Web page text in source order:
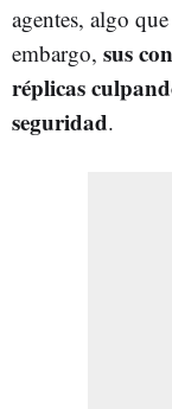
agentes, algo
embargo, sus
réplicas
seguridad.